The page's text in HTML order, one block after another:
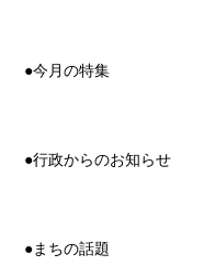
●今月の特集
●行政からのお知らせ
●まちの話題